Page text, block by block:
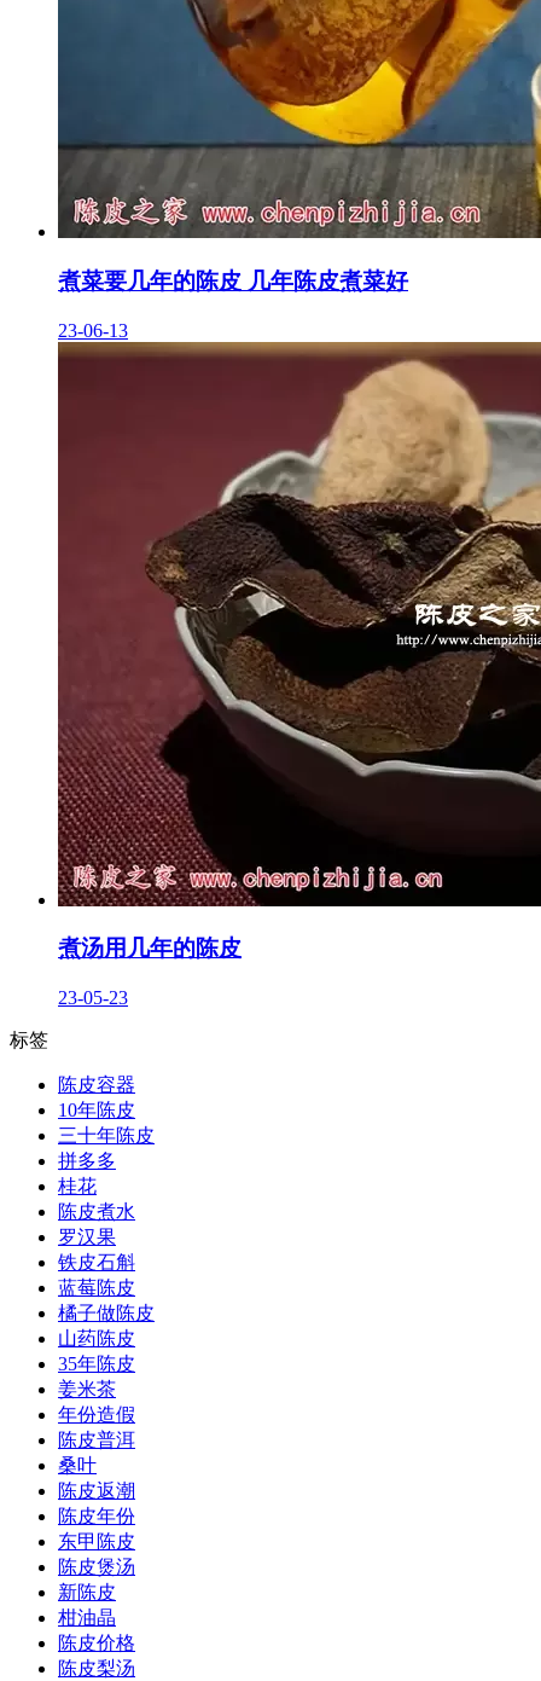
煮菜要几年的陈皮 几年陈皮煮菜好
23-06-13
煮汤用几年的陈皮
23-05-23
标签
陈皮容器
10年陈皮
三十年陈皮
拼多多
桂花
陈皮煮水
罗汉果
铁皮石斛
蓝莓陈皮
橘子做陈皮
山药陈皮
35年陈皮
姜米茶
年份造假
陈皮普洱
桑叶
陈皮返潮
陈皮年份
东甲陈皮
陈皮煲汤
新陈皮
柑油晶
陈皮价格
陈皮梨汤